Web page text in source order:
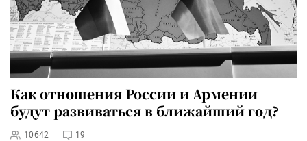
Как отношения России и Армении
будут развиваться в ближайший год?
10642 19